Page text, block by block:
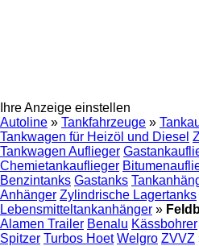
Ihre Anzeige einstellen
Autoline » Tankfahrzeuge »
Tankwagen für Heizöl und Diesel
Tankwagen Auflieger
Chemietankauflieger
Benzintanks Gastanks
Anhänger Zylindrische Lagertanks
Lebensmitteltankanhänger »
Alamen Trailer Benalu Kässbohrer
Spitzer Turbos Hoet Welgro ZVVZ